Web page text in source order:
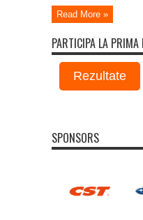
Read More »
PARTICIPA LA
Rezultate
SPONSORS